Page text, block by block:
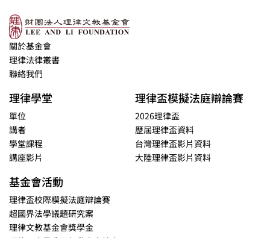
關於基金會
理律法律叢書
聯絡我們
理律學堂
單位
講者
學堂課程
講座影片
理律盃模擬法庭辯論賽
2026理律盃
歷屆理律盃資料
台灣理律盃影片資料
大陸理律盃影片資料
基金會活動
理律盃校際模擬法庭辯論賽
超國界法學議題研究案
理律文教基金會獎學金